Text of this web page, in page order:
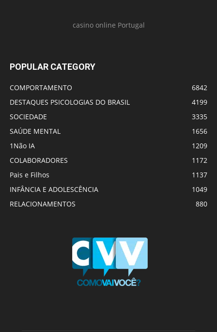
casino online Portugal
POPULAR CATEGORY
COMPORTAMENTO
6842
DESTAQUES PSICOLOGIAS DO BRASIL
4199
SOCIEDADE
3335
SAÚDE MENTAL
1656
1Não IA
1209
COLABORADORES
1172
Pais e Filhos
1137
INFÂNCIA E ADOLESCÊNCIA
1049
RELACIONAMENTOS
880